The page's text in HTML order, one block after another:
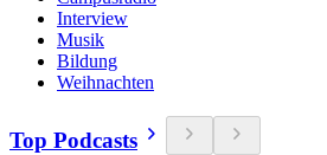
Interview
Musik
Bildung
Weihnachten
Top Podcasts